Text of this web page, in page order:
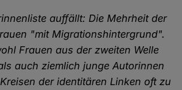
auffällt: Die Mehrheit der
"mit Migrationshintergrund".
Frauen aus der zweiten Welle
auch ziemlich junge Autorinnen
der identitären Linken oft zu